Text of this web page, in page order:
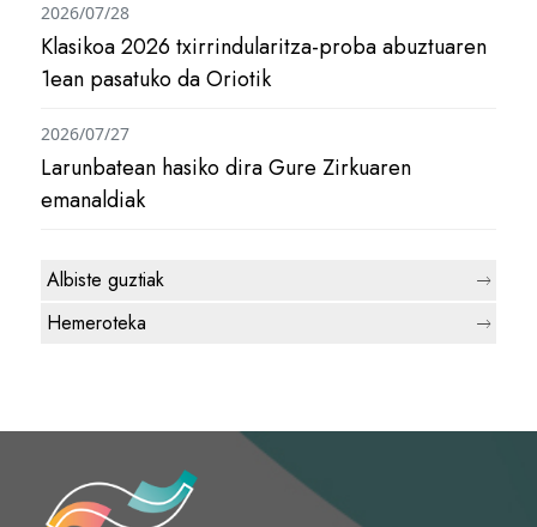
Klasikoa 2026 txirrindularitza-proba abuztuaren
1ean pasatuko da Oriotik
2026/07/28
Larunbatean hasiko dira Gure Zirkuaren
emanaldiak
2026/07/27
Albiste guztiak
Hemeroteka